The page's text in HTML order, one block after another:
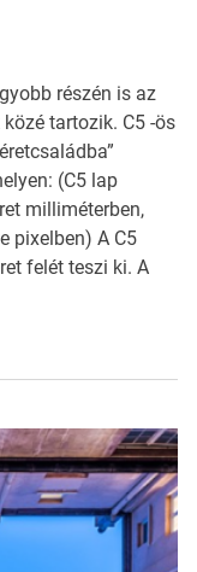
részén is az
tartozik. C5 -ös
(C5 lap
milliméterben,
pixelben) A C5
felét teszi ki. A